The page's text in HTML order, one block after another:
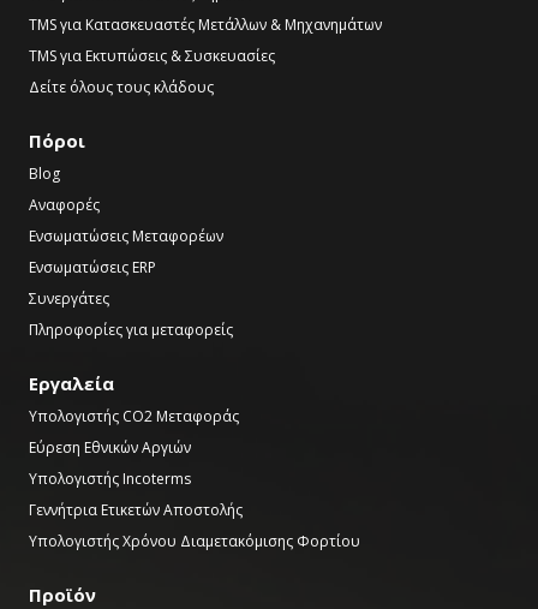
TMS για Κατασκευαστές Μετάλλων & Μηχανημάτων
TMS για Εκτυπώσεις & Συσκευασίες
Δείτε όλους τους κλάδους
Πόροι
Blog
Αναφορές
Ενσωματώσεις Μεταφορέων
Ενσωματώσεις ERP
Συνεργάτες
Πληροφορίες για μεταφορείς
Εργαλεία
Υπολογιστής CO2 Μεταφοράς
Εύρεση Εθνικών Αργιών
Υπολογιστής Incoterms
Γεννήτρια Ετικετών Αποστολής
Υπολογιστής Χρόνου Διαμετακόμισης Φορτίου
Προϊόν